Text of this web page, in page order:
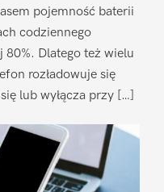
pojemność baterii
codziennego
Dlatego też wielu
rozładowuje się
lub wyłącza przy […]